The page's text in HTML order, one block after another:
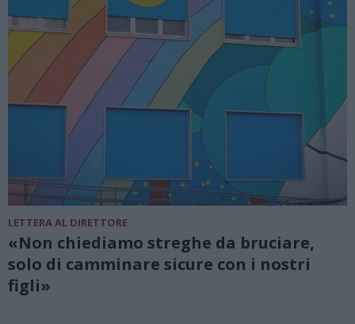
LETTERA AL DIRETTORE
«Non chiediamo streghe da bruciare,
solo di camminare sicure con i nostri
figli»